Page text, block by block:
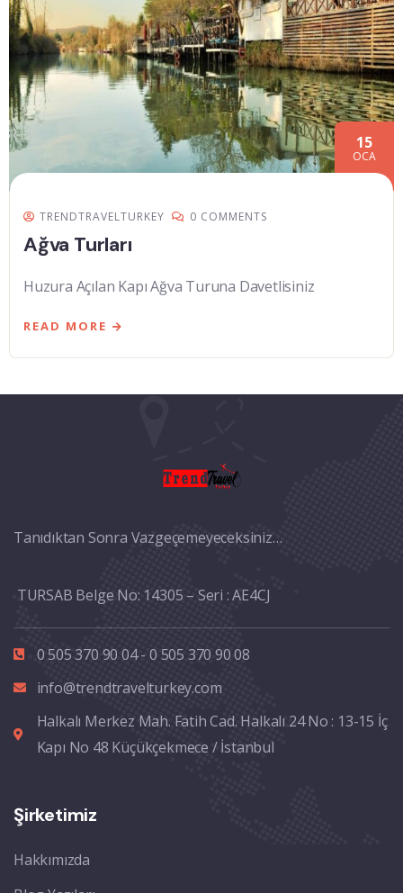
15
OCA
TRENDTRAVELTURKEY 0 COMMENTS
Ağva Turları
Huzura Açılan Kapı Ağva Turuna Davetlisiniz
READ MORE
Tanıdıktan Sonra Vazgeçemeyeceksiniz…
TURSAB Belge No: 14305 – Seri : AE4CJ
0 505 370 90 04 - 0 505 370 90 08
info@trendtravelturkey.com
Halkalı Merkez Mah. Fatih Cad. Halkalı 24 No : 13-15 İç
Kapı No 48 Küçükçekmece / İstanbul
Şirketimiz
Hakkımızda